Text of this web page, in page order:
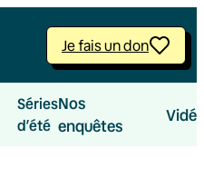
Je fais un don
Séries
d’été
Nos
enquêtes